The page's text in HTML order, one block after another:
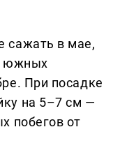
сажать в мае,
южных
При посадке
на 5–7 см —
побегов от